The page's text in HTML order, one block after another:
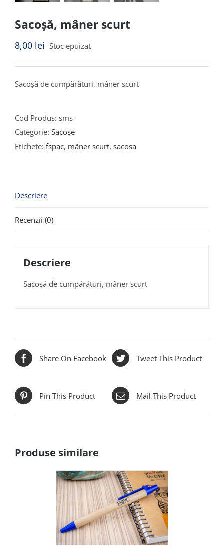
Sacoșă, mâner scurt
8,00 lei Stoc epuizat
Sacoșă de cumpărături, mâner scurt
Cod Produs: sms
Categorie: Sacoșe
Etichete: fspac, mâner scurt, sacosa
Descriere
Recenzii (0)
Descriere
Sacoșă de cumpărături, mâner scurt
Share On Facebook Tweet This Product
Pin This Product Mail This Product
Produse similare